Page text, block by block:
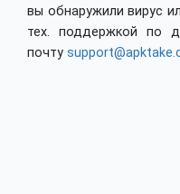
вы обнаружили вирус
тех. поддержкой по
почту